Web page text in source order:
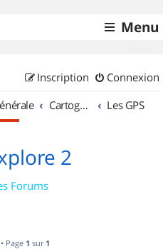
Menu
Connexion
Inscription
Cartographie et GPS Les GPS
2
Forums
Page 1 sur 1